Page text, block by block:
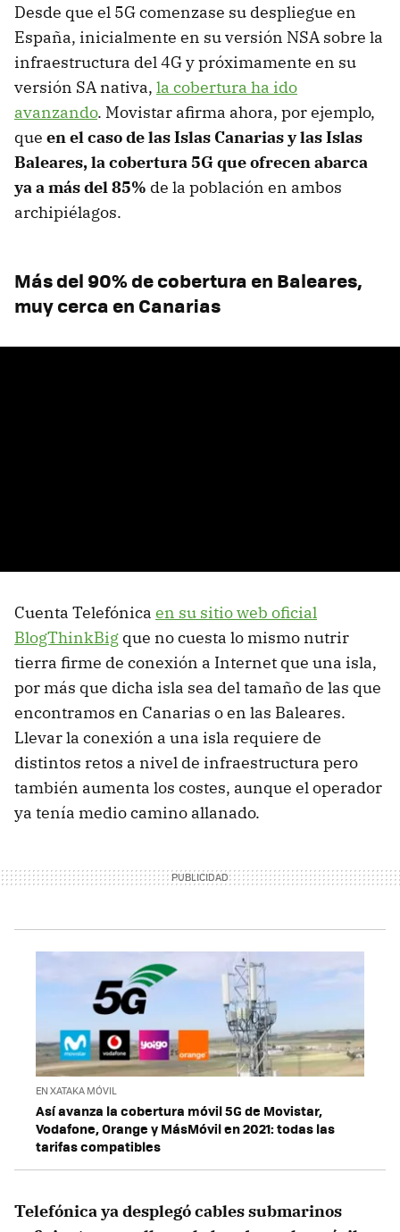
Desde que el 5G comenzase su despliegue en
España, inicialmente en su versión NSA sobre la
infraestructura del 4G y próximamente en su
versión SA nativa, la cobertura ha ido
avanzando. Movistar afirma ahora, por ejemplo,
que en el caso de las Islas Canarias y las Islas
Baleares, la cobertura 5G que ofrecen abarca
ya a más del 85% de la población en ambos
archipiélagos.
Más del 90% de cobertura en Baleares,
muy cerca en Canarias
Cuenta Telefónica en su sitio web oficial
BlogThinkBig que no cuesta lo mismo nutrir
tierra firme de conexión a Internet que una isla,
por más que dicha isla sea del tamaño de las que
encontramos en Canarias o en las Baleares.
Llevar la conexión a una isla requiere de
distintos retos a nivel de infraestructura pero
también aumenta los costes, aunque el operador
ya tenía medio camino allanado.
EN XATAKA MÓVIL
Así avanza la cobertura móvil 5G de Movistar,
Vodafone, Orange y MásMóvil en 2021: todas las
tarifas compatibles
Telefónica ya desplegó cables submarinos